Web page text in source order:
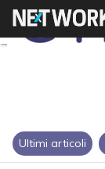
Ultimi articoli